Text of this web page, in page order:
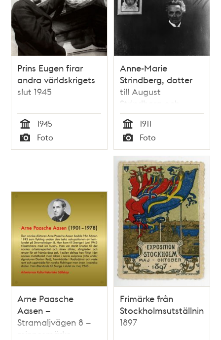
Prins Eugen firar
andra världskrigets
slut 1945
Tid
1945
Typ
Foto
Anne-Marie
Strindberg, dotter
till August
Strindberg och
Harriet Bosse
Tid
1911
Typ
Foto
Arne Paasche
Aasen –
Stramaljvägen 8 –
minnesmärke
Frimärke från
Stockholmsutställningen
1897